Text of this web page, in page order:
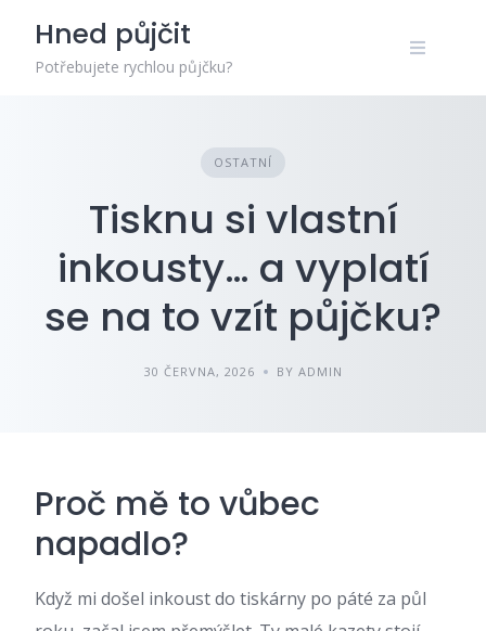
content
Hned půjčit
Potřebujete rychlou půjčku?
OSTATNÍ
Tisknu si vlastní
inkousty… a vyplatí
se na to vzít půjčku?
30 ČERVNA, 2026 BY ADMIN
Proč mě to vůbec
napadlo?
Když mi došel inkoust do tiskárny po páté za půl